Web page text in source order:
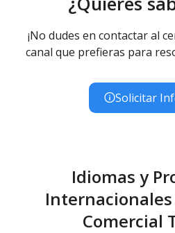
¡No dudes en contactar al
canal que prefieras para
Solicitar
Idiomas y
Internacionales
Comercial